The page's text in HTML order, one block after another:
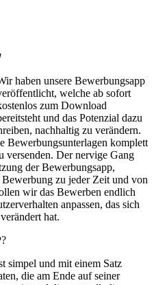
haben unsere Bewerbungsapp
welche ab sofort
zum Download
und das Potenzial dazu
nachhaltig zu verändern.
Bewerbungsunterlagen komplett
versenden. Der nervige Gang
der Bewerbungsapp,
zu jeder Zeit und von
wir das Bewerben endlich
anpassen, das sich
hat.
simpel und mit einem Satz
die am Ende auf seiner